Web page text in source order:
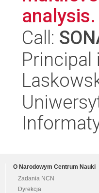
analysis.
Call:
Principal
O Narodowym Centrum Nauki
Zadania NCN
Dyrekcja